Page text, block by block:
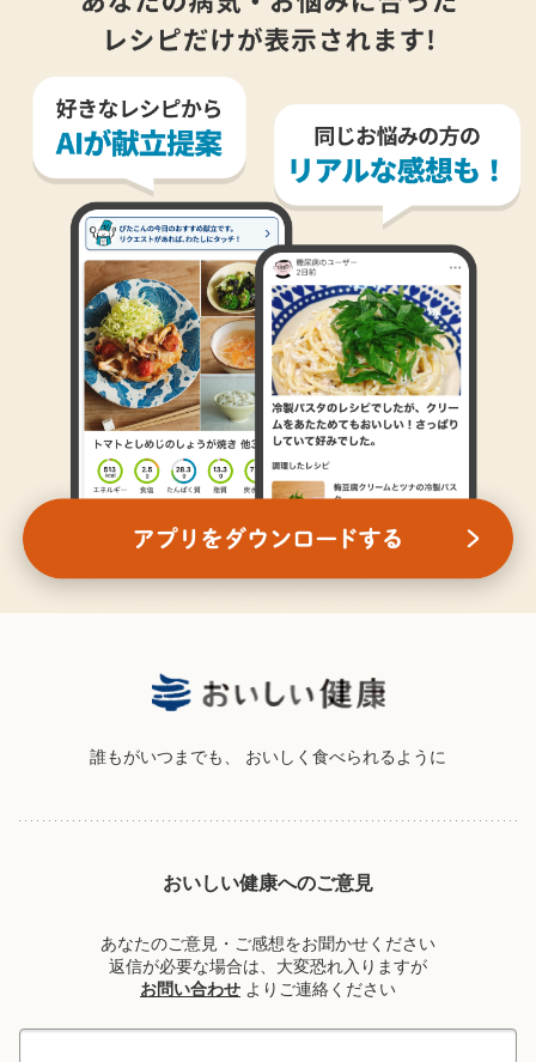
誰もがいつまでも、 おいしく食べられるように
おいしい健康へのご意見
あなたのご意見・ご感想をお聞かせください
返信が必要な場合は、大変恐れ入りますが
お問い合わせ よりご連絡ください